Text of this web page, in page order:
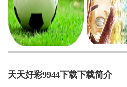
天天好彩9944下载下载简介